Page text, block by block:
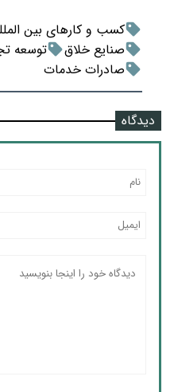
کسب و کارهای بین
صنایع خلاق
توسعه
صادرات خدمات
دیدگاه